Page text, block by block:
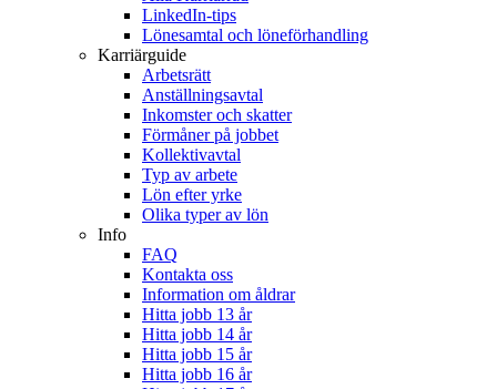
LinkedIn-tips
Lönesamtal och löneförhandling
Karriärguide
Arbetsrätt
Anställningsavtal
Inkomster och skatter
Förmåner på jobbet
Kollektivavtal
Typ av arbete
Lön efter yrke
Olika typer av lön
Info
FAQ
Kontakta oss
Information om åldrar
Hitta jobb 13 år
Hitta jobb 14 år
Hitta jobb 15 år
Hitta jobb 16 år